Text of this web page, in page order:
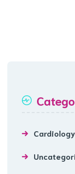
Cardiology